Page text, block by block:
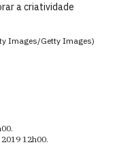
a criatividade
Images/Getty Images)
.
12h00.